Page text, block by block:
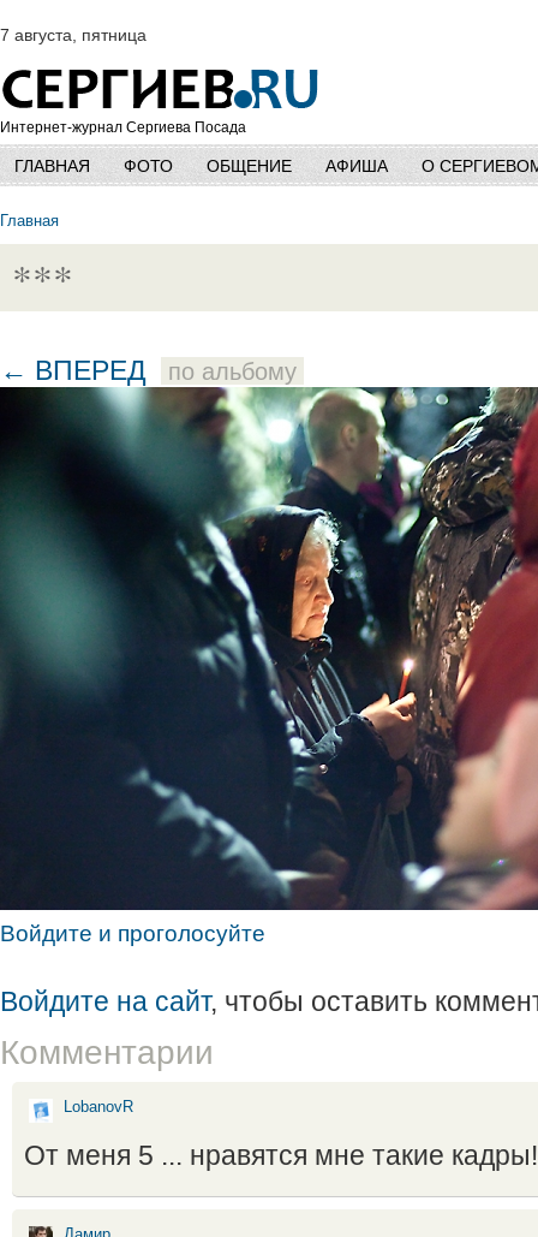
7 августа, пятница
Интернет-журнал Сергиева Посада
ГЛАВНАЯ ФОТО ОБЩЕНИЕ АФИША О
Главная
***
← ВПЕРЕД по альбому
Войдите и проголосуйте
Войдите на сайт, чтобы оставить
Комментарии
LobanovR
От меня 5 ... нравятся мне такие